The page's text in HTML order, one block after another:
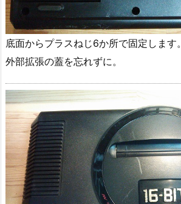
底面からプラスねじ6か所で固定します。
外部拡張の蓋を忘れずに。